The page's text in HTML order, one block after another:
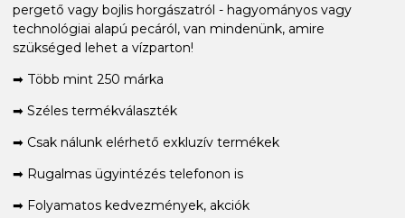
pergető vagy bojlis horgászatról - hagyományos vagy
technológiai alapú pecáról, van mindenünk, amire
szükséged lehet a vízparton!
➡ Több mint 250 márka
➡ Széles termékválaszték
➡ Csak nálunk elérhető exkluzív termékek
➡ Rugalmas ügyintézés telefonon is
➡ Folyamatos kedvezmények, akciók